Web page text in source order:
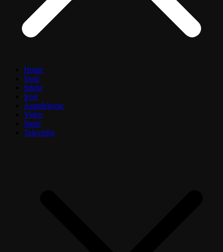
Home
Vesti
Srbija
Svet
Aranđelovac
Video
Sport
Televizija